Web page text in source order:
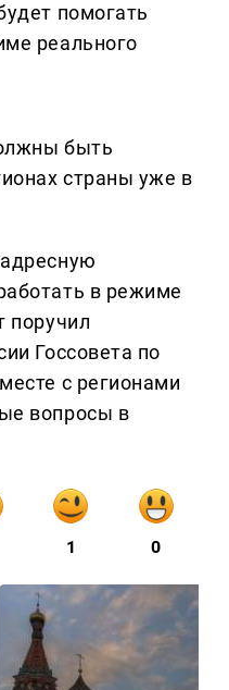
помогать
реального
быть
страны уже в
в режиме
поручил
Госсовета по
с регионами
вопросы в
1 0